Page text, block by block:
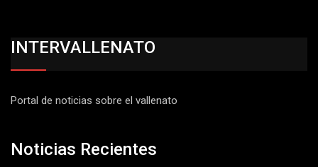
INTERVALLENATO
Portal de noticias sobre el vallenato
Noticias Recientes